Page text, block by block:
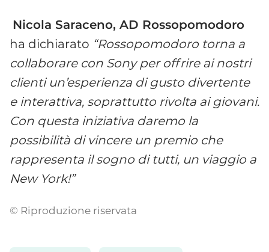
Nicola Saraceno, AD Rossopomodoro
ha dichiarato “Rossopomodoro torna a
collaborare con Sony per offrire ai nostri
clienti un’esperienza di gusto divertente
e interattiva, soprattutto rivolta ai giovani.
Con questa iniziativa daremo la
possibilità di vincere un premio che
rappresenta il sogno di tutti, un viaggio a
New York!”
© Riproduzione riservata